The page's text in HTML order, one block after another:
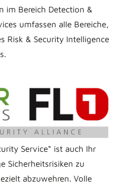
im Bereich Detection &
umfassen alle Bereiche,
Risk & Security Intelligence
Service“ ist auch Ihr
Sicherheitsrisiken zu
abzuwehren. Volle